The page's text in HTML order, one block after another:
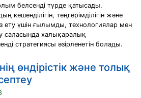
белсенді түрде қатысады.
кешенділігін, теңгерімділігін және
ету үшін ғылымды, технологиялар мен
саласында халықаралық
стратегиясы әзірленетін болады.
өндірістік және толық